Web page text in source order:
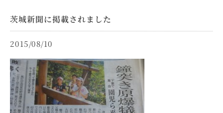
茨城新聞に掲載されました
2015/08/10